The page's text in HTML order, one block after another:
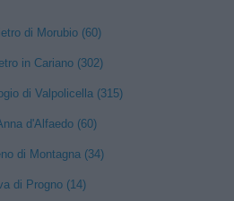
di Morubio (60)
in Cariano (302)
di Valpolicella (315)
d'Alfaedo (60)
di Montagna (34)
di Progno (14)